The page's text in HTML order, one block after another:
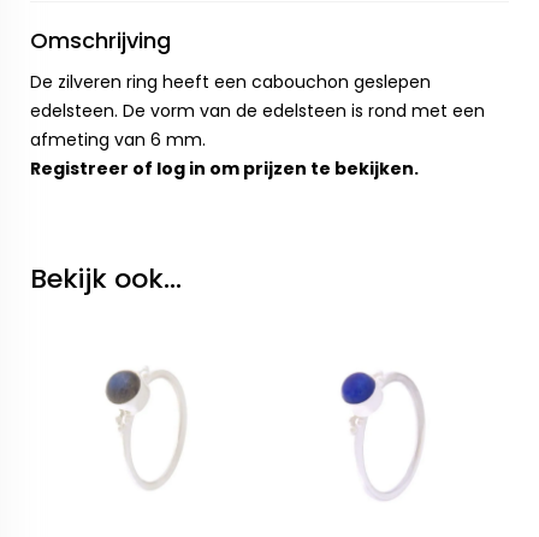
Omschrijving
De zilveren ring heeft een cabouchon geslepen
edelsteen. De vorm van de edelsteen is rond met een
afmeting van 6 mm.
Registreer of log in om prijzen te bekijken.
Bekijk ook...